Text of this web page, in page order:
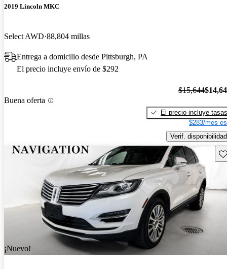
2019 Lincoln MKC
Select AWD 88,804 millas
Entrega a domicilio desde Pittsburgh, PA
El precio incluye envío de $292
Buena oferta
$15,644
El precio incluye tasas
$283/mes
Verif. disponibilidad
¡Nuevo!